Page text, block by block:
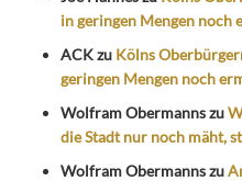
in geringen Mengen noch
ACKzu Kölns
geringen Mengen noch
Wolfram Obermannszu
die Stadt nur noch mäht,
Wolfram Obermannszu